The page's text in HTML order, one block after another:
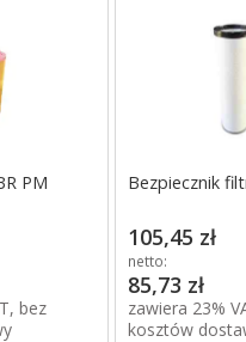
PM
bez
Bezpiecznik
105,45 zł
netto:
85,73 zł
zawiera 23%
kosztów